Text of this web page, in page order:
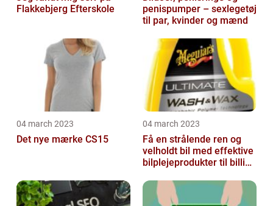
Flakkebjerg Efterskole
penispumper – sexlegetøj
til par, kvinder og mænd
04 march 2023
Det nye mærke CS15
04 march 2023
Få en strålende ren og
velholdt bil med effektive
bilplejeprodukter til billige